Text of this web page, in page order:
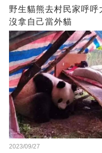
野生貓熊去村民家呼
沒拿自己當外貓
2023/09/27